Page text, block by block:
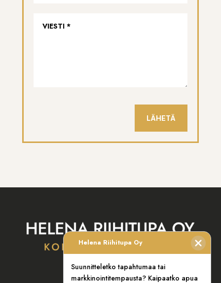
LÄHETÄ
Kansikatu 1B t1
Helena Riihitupa Oy
Suunnitteletko tapahtumaa tai
markkinointitempausta? Kaipaatko apua